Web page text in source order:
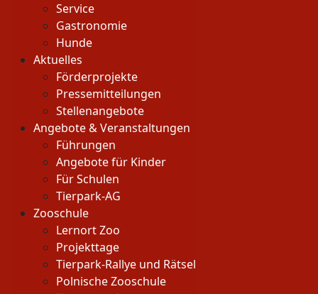
Service
Gastronomie
Hunde
Aktuelles
Förderprojekte
Pressemitteilungen
Stellenangebote
Angebote & Veranstaltungen
Führungen
Angebote für Kinder
Für Schulen
Tierpark-AG
Zooschule
Lernort Zoo
Projekttage
Tierpark-Rallye und Rätsel
Polnische Zooschule